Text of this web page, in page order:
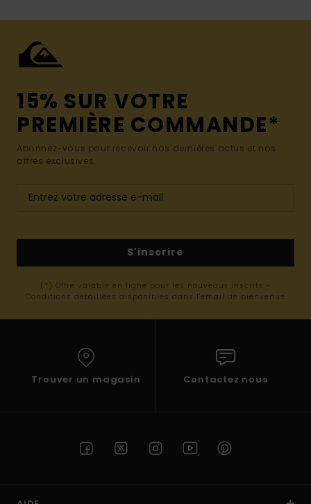
15% SUR VOTRE
PREMIÈRE COMMANDE*
Abonnez-vous pour recevoir nos dernières actus et nos
offres exclusives.
S'inscrire
(*) Offre valable en ligne pour les nouveaux inscrits -
Conditions détaillées disponibles dans l'email de bienvenue
Trouver un magasin Contactez nous